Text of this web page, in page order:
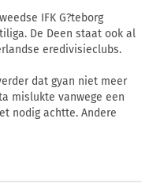
IFK G?teborg
De Deen staat ook al
eredivisieclubs.
dat gyan niet meer
mislukte vanwege een
nodig achtte. Andere